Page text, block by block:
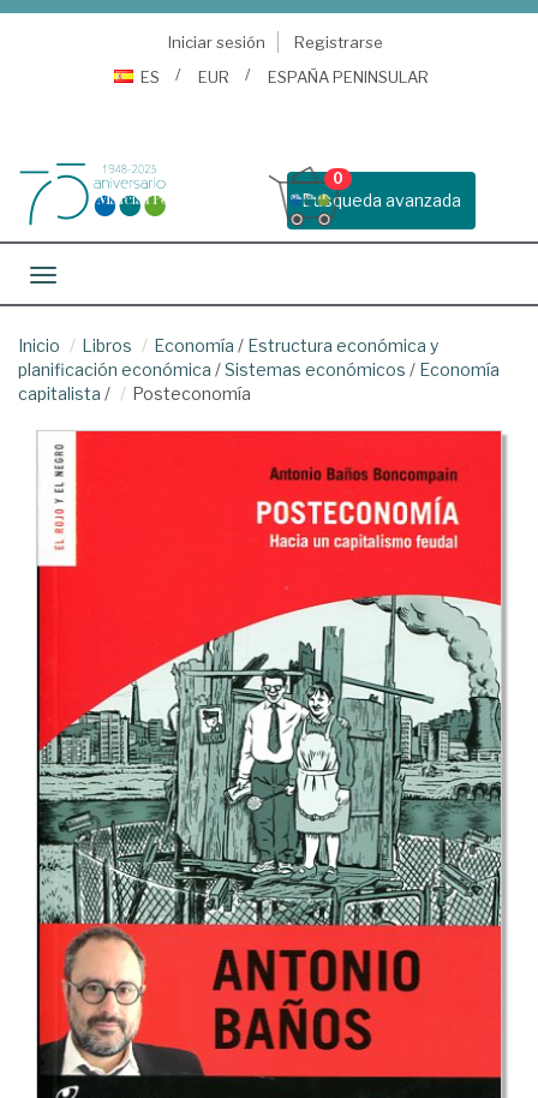
Iniciar sesión
Registrarse
ES
EUR ESPAÑA PENINSULAR
Busqueda avanzada
0
Toggle navigation
Inicio Libros Economía / Estructura económica y
planificación económica /Sistemas económicos / Economía
capitalista / Posteconomía